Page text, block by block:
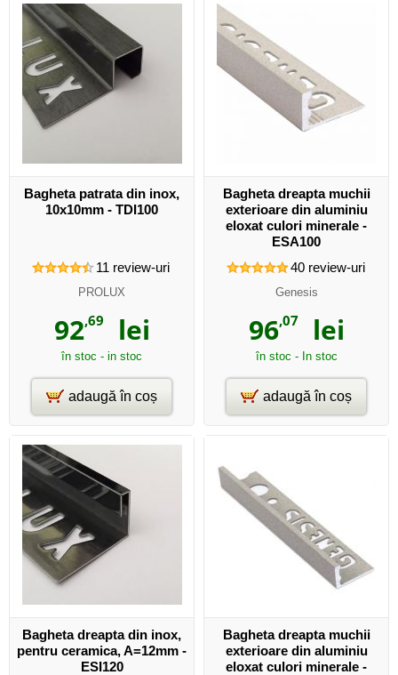
Bagheta patrata din inox,
10x10mm - TDI100
11 review-uri
PROLUX
92,69 lei
în stoc - in stoc
adaugă în coș
Bagheta dreapta muchii
exterioare din aluminiu
eloxat culori minerale -
ESA100
40review-uri
Genesis
96,07 lei
în stoc - In stoc
adaugă în coș
Bagheta dreapta din inox,
pentru ceramica, A=12mm -
ESI120
Bagheta dreapta muchii
exterioare din aluminiu
eloxat culori minerale -